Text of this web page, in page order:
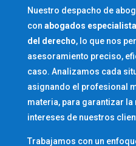
Nuestro despacho de
con abogados
del derecho, lo que nos
asesoramiento preciso,
caso. Analizamos cada
asignando el profesional
materia, para garantizar
intereses de nuestros
Trabajamos con un